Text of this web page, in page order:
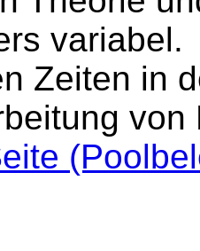
variabel.
Zeiten in